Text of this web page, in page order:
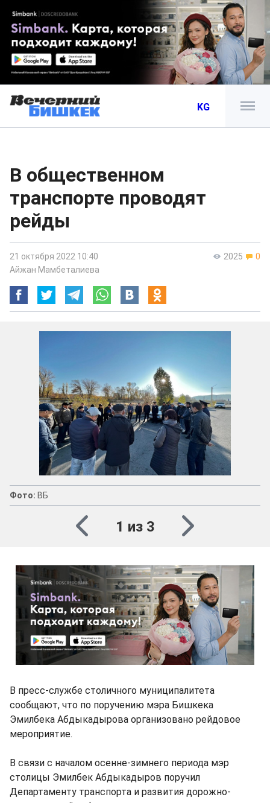
KG
В общественном
транспорте проводят
рейды
2025 0
21 октября 2022 10:40
Айжан Мамбеталиева
Фото: ВБ
1 из 3
В пресс-службе столичного муниципалитета
сообщают, что по поручению мэра Бишкека
Эмилбека Абдыкадырова организовано рейдовое
мероприятие.
В связи с началом осенне-зимнего периода мэр
столицы Эмилбек Абдыкадыров поручил
Департаменту транспорта и развития дорожно-